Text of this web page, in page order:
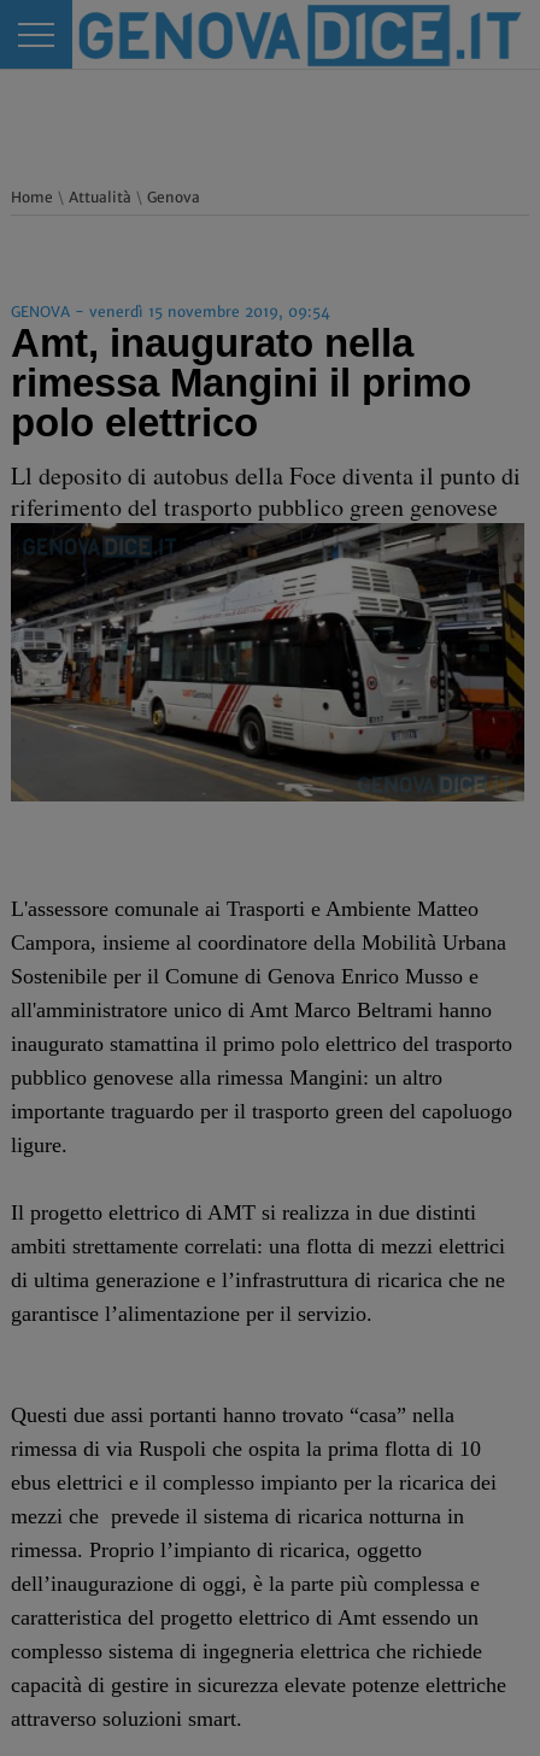
Home \ Attualità \ Genova
GENOVA - venerdì 15 novembre 2019, 09:54
Amt, inaugurato nella
rimessa Mangini il primo
polo elettrico
Ll deposito di autobus della Foce diventa il punto di
riferimento del trasporto pubblico green genovese
L'assessore comunale ai Trasporti e Ambiente Matteo
Campora, insieme al coordinatore della Mobilità Urbana
Sostenibile per il Comune di Genova Enrico Musso e
all'amministratore unico di Amt Marco Beltrami hanno
inaugurato stamattina il primo polo elettrico del trasporto
pubblico genovese alla rimessa Mangini: un altro
importante traguardo per il trasporto green del capoluogo
ligure.
Il progetto elettrico di AMT si realizza in due distinti
ambiti strettamente correlati: una flotta di mezzi elettrici
di ultima generazione e l’infrastruttura di ricarica che ne
garantisce l’alimentazione per il servizio.
Questi due assi portanti hanno trovato “casa” nella
rimessa di via Ruspoli che ospita la prima flotta di 10
ebus elettrici e il complesso impianto per la ricarica dei
mezzi che prevede il sistema di ricarica notturna in
rimessa. Proprio l’impianto di ricarica, oggetto
dell’inaugurazione di oggi, è la parte più complessa e
caratteristica del progetto elettrico di Amt essendo un
complesso sistema di ingegneria elettrica che richiede
capacità di gestire in sicurezza elevate potenze elettriche
attraverso soluzioni smart.